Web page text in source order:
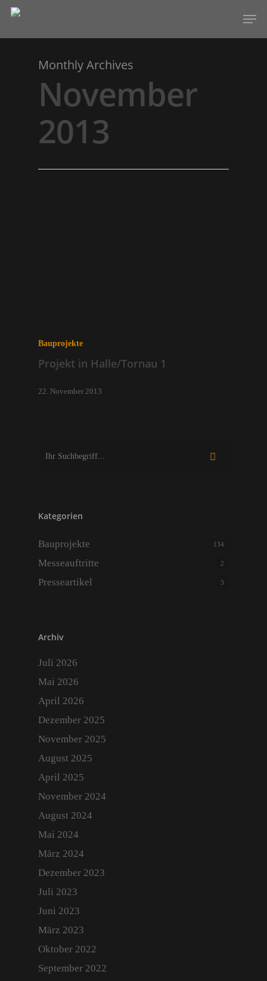
Hit enter to search or ESC to close
Monthly Archives
November
2013
Bauprojekte
Projekt in Halle/Tornau 1
22. November 2013
Kategorien
Bauprojekte 134
Messeauftritte 2
Presseartikel 3
Archiv
Juli 2026
Mai 2026
April 2026
Dezember 2025
November 2025
August 2025
April 2025
November 2024
August 2024
Mai 2024
März 2024
Dezember 2023
Juli 2023
Juni 2023
März 2023
Oktober 2022
September 2022